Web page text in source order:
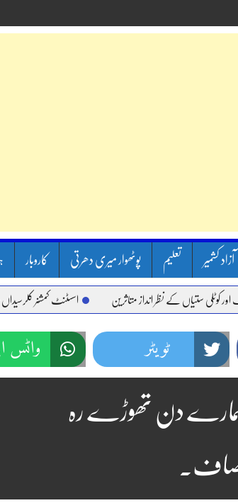
آزاد کشمیر تعلیم پوٹھوار میری دھرتی کاروبار
ستیاں کے نظر انداز متاثرین اسسٹنٹ کمشنر کلرسیداں
ٹویٹر واٹس
ہمارے دن تھوڑے رہ